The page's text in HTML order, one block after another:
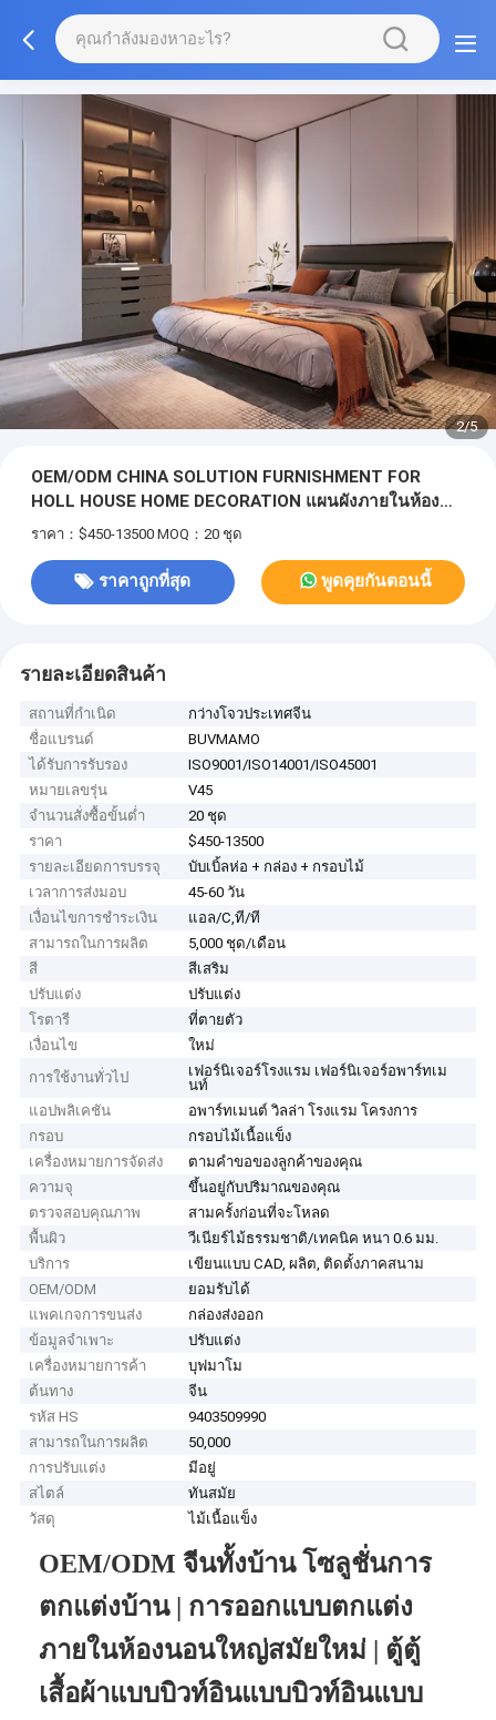
3/5
OEM/ODM CHINA SOLUTION FURNISHMENT FOR
HOLL HOUSE HOME DECORATION แผนผังภายในห้อง
นอนแบบโมเดิร์น แมสเตอร์ แผนผังภายในห้องนอนแบบ
ราคา：$450-13500 MOQ：20 ชุด
ราคาถูกที่สุด พูดคุยกันตอนนี้
รายละเอียดสินค้า
สถานที่กำเนิด
กว่างโจวประเทศจีน
ชื่อแบรนด์
BUVMAMO
ได้รับการรับรอง
ISO9001/ISO14001/ISO45001
หมายเลขรุ่น
V45
จำนวนสั่งซื้อขั้นต่ำ
20 ชุด
ราคา
$450-13500
รายละเอียดการบรรจุ
บับเบิ้ลห่อ + กล่อง + กรอบไม้
เวลาการส่งมอบ
45-60 วัน
เงื่อนไขการชำระเงิน
แอล/C,ที/ที
สามารถในการผลิต
5,000 ชุด/เดือน
สี
สีเสริม
ปรับแต่ง
ปรับแต่ง
โรตารี
ที่ตายตัว
เงื่อนไข
ใหม่
การใช้งานทั่วไป
เฟอร์นิเจอร์โรงแรม เฟอร์นิเจอร์อพาร์ทเม
นท์
แอปพลิเคชัน
อพาร์ทเมนต์ วิลล่า โรงแรม โครงการ
กรอบ
กรอบไม้เนื้อแข็ง
เครื่องหมายการจัดส่ง
ตามคำขอของลูกค้าของคุณ
ความจุ
ขึ้นอยู่กับปริมาณของคุณ
ตรวจสอบคุณภาพ
สามครั้งก่อนที่จะโหลด
พื้นผิว
วีเนียร์ไม้ธรรมชาติ/เทคนิค หนา 0.6 มม.
บริการ
เขียนแบบ CAD, ผลิต, ติดตั้งภาคสนาม
OEM/ODM
ยอมรับได้
แพคเกจการขนส่ง
กล่องส่งออก
ข้อมูลจำเพาะ
ปรับแต่ง
เครื่องหมายการค้า
บุฟมาโม
ต้นทาง
จีน
รหัส HS
9403509990
สามารถในการผลิต
50,000
การปรับแต่ง
มีอยู่
สไตล์
ทันสมัย
วัสดุ
ไม้เนื้อแข็ง
OEM/ODM จีนทั้งบ้าน โซลูชั่นการ
ตกแต่งบ้าน | การออกแบบตกแต่ง
ภายในห้องนอนใหญ่สมัยใหม่ | ตู้ตู้
เสื้อผ้าแบบบิวท์อินแบบบิวท์อินแบบ